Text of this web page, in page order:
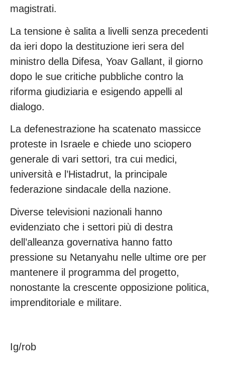
magistrati.
La tensione è salita a livelli senza precedenti
da ieri dopo la destituzione ieri sera del
ministro della Difesa, Yoav Gallant, il giorno
dopo le sue critiche pubbliche contro la
riforma giudiziaria e esigendo appelli al
dialogo.
La defenestrazione ha scatenato massicce
proteste in Israele e chiede uno sciopero
generale di vari settori, tra cui medici,
università e l’Histadrut, la principale
federazione sindacale della nazione.
Diverse televisioni nazionali hanno
evidenziato che i settori più di destra
dell’alleanza governativa hanno fatto
pressione su Netanyahu nelle ultime ore per
mantenere il programma del progetto,
nonostante la crescente opposizione politica,
imprenditoriale e militare.
Ig/rob